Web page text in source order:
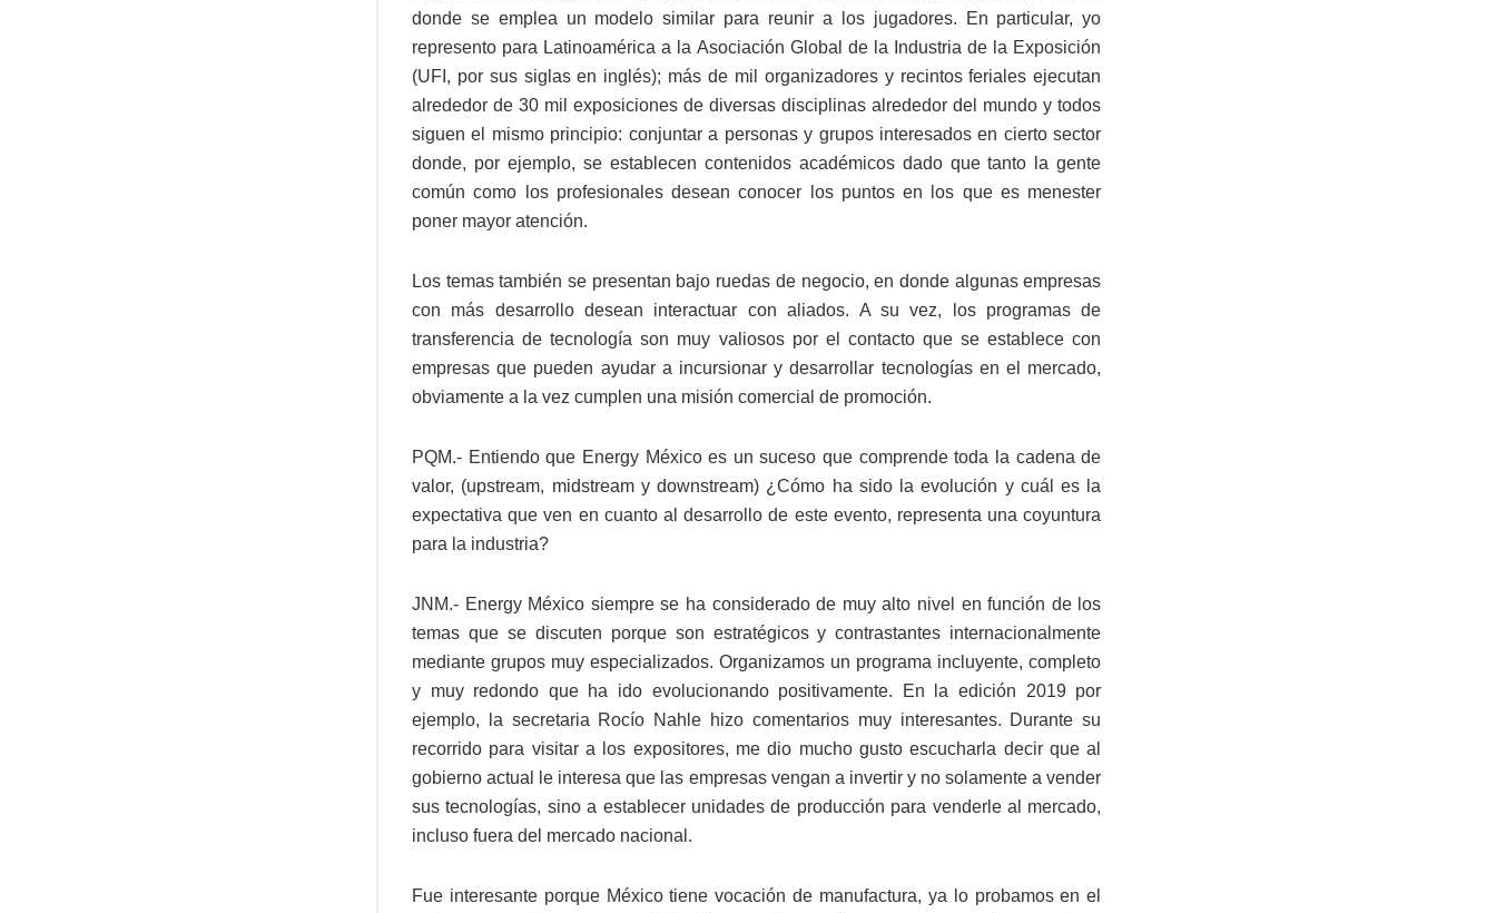
donde se emplea un modelo similar para reunir a los jugadores. En particular, yo
represento para Latinoamérica a la Asociación Global de la Industria de la Exposición
(UFI, por sus siglas en inglés); más de mil organizadores y recintos feriales ejecutan
alrededor de 30 mil exposiciones de diversas disciplinas alrededor del mundo y todos
siguen el mismo principio: conjuntar a personas y grupos interesados en cierto sector
donde, por ejemplo, se establecen contenidos académicos dado que tanto la gente
común como los profesionales desean conocer los puntos en los que es menester
poner mayor atención.
Los temas también se presentan bajo ruedas de negocio, en donde algunas empresas
con más desarrollo desean interactuar con aliados. A su vez, los programas de
transferencia de tecnología son muy valiosos por el contacto que se establece con
empresas que pueden ayudar a incursionar y desarrollar tecnologías en el mercado,
obviamente a la vez cumplen una misión comercial de promoción.
PQM.- Entiendo que Energy México es un suceso que comprende toda la cadena de
valor, (upstream, midstream y downstream) ¿Cómo ha sido la evolución y cuál es la
expectativa que ven en cuanto al desarrollo de este evento, representa una coyuntura
para la industria?
JNM.- Energy México siempre se ha considerado de muy alto nivel en función de los
temas que se discuten porque son estratégicos y contrastantes internacionalmente
mediante grupos muy especializados. Organizamos un programa incluyente, completo
y muy redondo que ha ido evolucionando positivamente. En la edición 2019 por
ejemplo, la secretaria Rocío Nahle hizo comentarios muy interesantes. Durante su
recorrido para visitar a los expositores, me dio mucho gusto escucharla decir que al
gobierno actual le interesa que las empresas vengan a invertir y no solamente a vender
sus tecnologías, sino a establecer unidades de producción para venderle al mercado,
incluso fuera del mercado nacional.
Fue interesante porque México tiene vocación de manufactura, ya lo probamos en el